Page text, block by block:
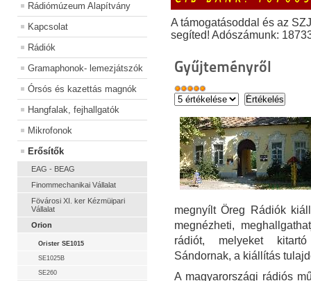
Rádiómúzeum Alapítvány
Kapcsolat
Rádiók
Gramaphonok- lemezjátszók
Órsós és kazettás magnók
Hangfalak, fejhallgatók
Mikrofonok
Erősítők
EAG - BEAG
Finommechanikai Vállalat
Fövárosi XI. ker Kézmüipari
Vállalat
Orion
Orister SE1015
SE1025B
SE260
A támogatásoddal és az
segíted! Adószámunk:
Gyűjteményről
megnyílt Öreg Rádiók
megnézheti,
rádiót, melyeket
Sándornak, a kiállítás
A magyarországi rádiós